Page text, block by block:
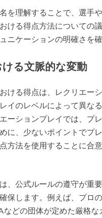
を理解することで、選手
ける得点方法についての
ニケーションの明確さを確
る文脈的な変動
ける得点は、レクリエー
イのレベルによって異な
ーションプレイでは、プ
に、少ないポイントでプ
方法を使用することに合
、公式ルールの遵守が重
保します。例えば、プロ
どの団体が定めた厳格な